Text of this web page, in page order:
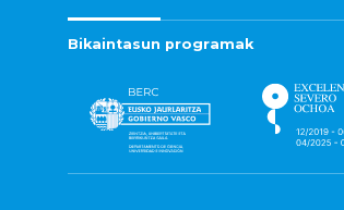
Bikaintasun programak